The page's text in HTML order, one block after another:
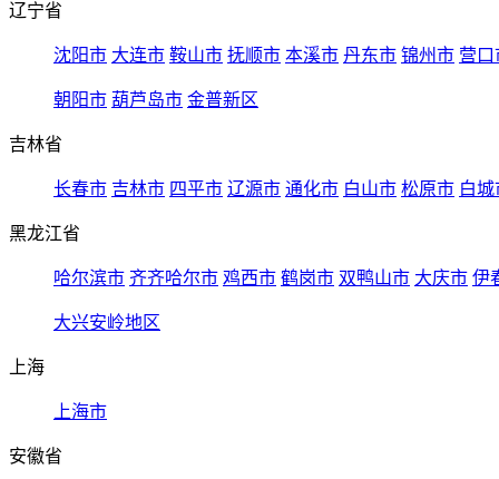
辽宁省
沈阳市 大连市 鞍山市 抚顺市 本溪市 丹东市 锦州市 营口
朝阳市 葫芦岛市 金普新区
吉林省
长春市 吉林市 四平市 辽源市 通化市 白山市 松原市 白城
黑龙江省
哈尔滨市 齐齐哈尔市 鸡西市 鹤岗市 双鸭山市 大庆市 伊
大兴安岭地区
上海
上海市
安徽省